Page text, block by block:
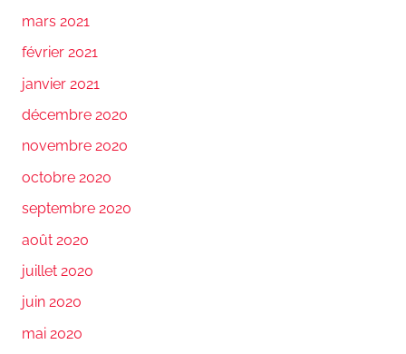
mars 2021
février 2021
janvier 2021
décembre 2020
novembre 2020
octobre 2020
septembre 2020
août 2020
juillet 2020
juin 2020
mai 2020